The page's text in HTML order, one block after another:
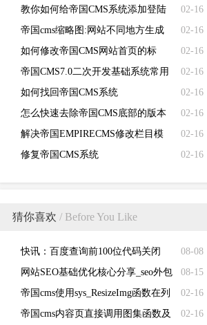
02-16
教你如何给帝国CMS系统添加登陆
失败次数限制
02-16
帝国cms缩略图:网站不同地方生成
不同的缩略图
02-16
如何修改帝国CMS网站首页的标
题、关键词、描述和LOGO
02-16
帝国CMS7.0二次开发基础系统常用
函数功能说明
02-16
如何找回帝国CMS系统
（EMPIRECMS）管理员密码
02-16
怎么快速去除帝国CMS底部的版本
信息？如何去除帝国CMS版权信息
02-16
解决帝国EMPIRECMS修改栏目模
版不生效的问题
02-16
修复帝国CMS系统
猜你喜欢 / Before You Like
08-08
快讯：百度查询前100位代码关闭
08-15
网站SEO基础优化核心分享_seo外包
平台
02-16
帝国cms使用sys_ResizeImg函数在列
表页自动生成不同大小的缩略图
02-16
帝国cms内容页直接调用图集函数及